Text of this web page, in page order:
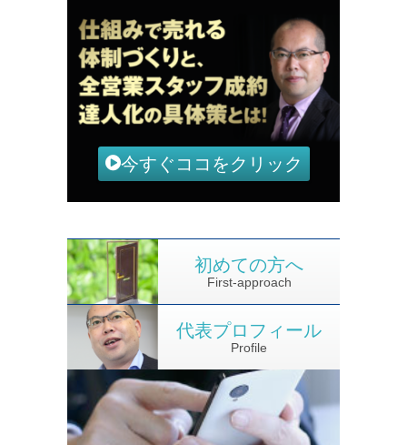
今すぐココをクリック
First-approach
初めての方へ
Profile
代表プロフィール